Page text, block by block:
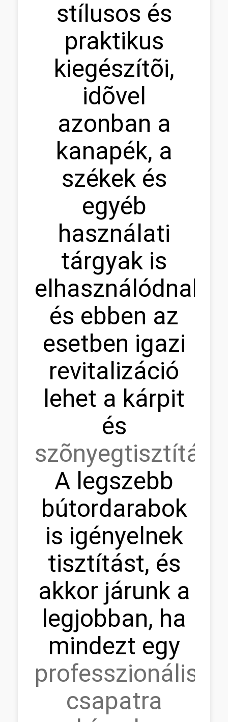
stílusos és
praktikus
kiegészítõi,
idõvel
azonban a
kanapék, a
székek és
egyéb
használati
tárgyak is
elhasználódnak,
és ebben az
esetben igazi
revitalizáció
lehet a kárpit
és
szõnyegtisztítás.
A legszebb
bútordarabok
is igényelnek
tisztítást, és
akkor járunk a
legjobban, ha
mindezt egy
professzionális
csapatra